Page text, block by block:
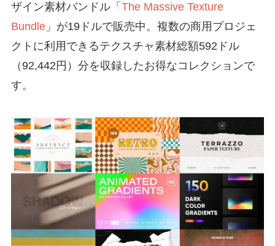
ザイン素材バンドル「 The Massive Texture
Bundle」が19ドルで販売中。複数の商用プロジェ
クトに利用できるテクスチャ素材総額592ドル
（92,442円）分を収録したお得なコレクションで
す。